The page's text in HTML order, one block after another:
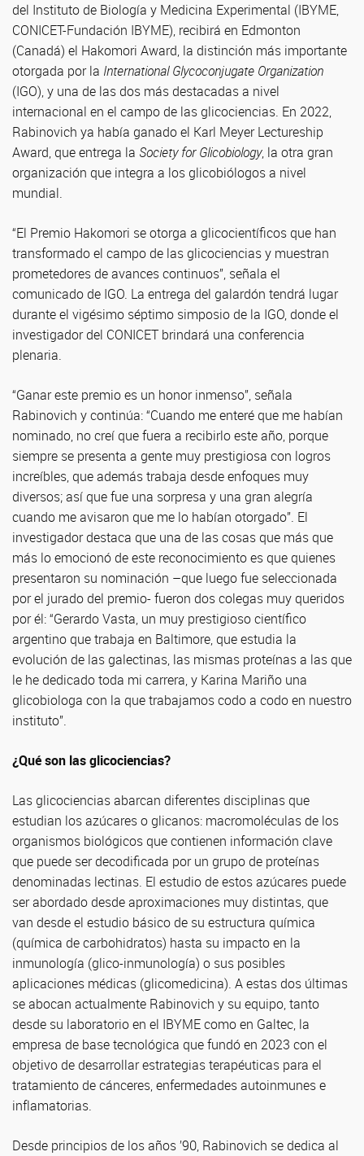
del Instituto de Biología y Medicina Experimental (IBYME,
CONICET-Fundación IBYME), recibirá en Edmonton
(Canadá) el Hakomori Award, la distinción más importante
otorgada por la International Glycoconjugate Organization
(IGO), y una de las dos más destacadas a nivel
internacional en el campo de las glicociencias. En 2022,
Rabinovich ya había ganado el Karl Meyer Lectureship
Award, que entrega la Society for Glicobiology, la otra gran
organización que integra a los glicobiólogos a nivel
mundial.
“El Premio Hakomori se otorga a glicocientíficos que han
transformado el campo de las glicociencias y muestran
prometedores de avances continuos”, señala el
comunicado de IGO. La entrega del galardón tendrá lugar
durante el vigésimo séptimo simposio de la IGO, donde el
investigador del CONICET brindará una conferencia
plenaria.
“Ganar este premio es un honor inmenso”, señala
Rabinovich y continúa: “Cuando me enteré que me habían
nominado, no creí que fuera a recibirlo este año, porque
siempre se presenta a gente muy prestigiosa con logros
increíbles, que además trabaja desde enfoques muy
diversos; así que fue una sorpresa y una gran alegría
cuando me avisaron que me lo habían otorgado”. El
investigador destaca que una de las cosas que más que
más lo emocionó de este reconocimiento es que quienes
presentaron su nominación –que luego fue seleccionada
por el jurado del premio- fueron dos colegas muy queridos
por él: “Gerardo Vasta, un muy prestigioso científico
argentino que trabaja en Baltimore, que estudia la
evolución de las galectinas, las mismas proteínas a las que
le he dedicado toda mi carrera, y Karina Mariño una
glicobiologa con la que trabajamos codo a codo en nuestro
instituto”.
¿Qué son las glicociencias?
Las glicociencias abarcan diferentes disciplinas que
estudian los azúcares o glicanos: macromoléculas de los
organismos biológicos que contienen información clave
que puede ser decodificada por un grupo de proteínas
denominadas lectinas. El estudio de estos azúcares puede
ser abordado desde aproximaciones muy distintas, que
van desde el estudio básico de su estructura química
(química de carbohidratos) hasta su impacto en la
inmunología (glico-inmunología) o sus posibles
aplicaciones médicas (glicomedicina). A estas dos últimas
se abocan actualmente Rabinovich y su equipo, tanto
desde su laboratorio en el IBYME como en Galtec, la
empresa de base tecnológica que fundó en 2023 con el
objetivo de desarrollar estrategias terapéuticas para el
tratamiento de cánceres, enfermedades autoinmunes e
inflamatorias.
Desde principios de los años ’90, Rabinovich se dedica al